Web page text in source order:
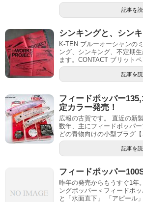
記事を
シンキングと、シンキ
K-TEN ブルーオーシャンの
ング、シンキング、不定期
ます。CONTACT ブリットペ
記事を
フィードポッパー
定カラー発売！
広報の古賀です。 直近の新
数年、主にフィードポッパ
どの青物向けの小型プラグ【
記事を
フィードポッパー
昨年の発売からもうすぐ1年
ングポッパー＜フィードポ
と「水面直下」 「アピール